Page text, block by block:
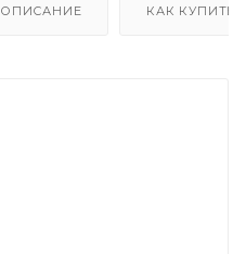
ОПИСАНИЕ КАК КУПИТЬ